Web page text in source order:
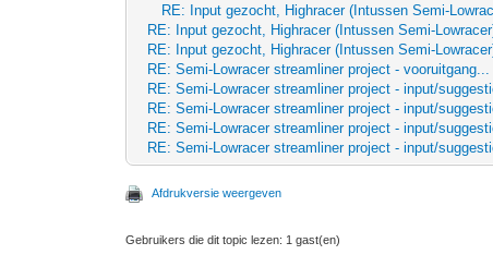
RE: Input gezocht, Highracer (Intussen Semi-
RE: Input gezocht, Highracer (Intussen Semi-
RE: Input gezocht, Highracer (Intussen Semi-
RE: Semi-Lowracer streamliner project - vooruitgang...
RE: Semi-Lowracer streamliner project - input/
RE: Semi-Lowracer streamliner project - input/
RE: Semi-Lowracer streamliner project - input/
RE: Semi-Lowracer streamliner project - input/
Afdrukversie weergeven
Gebruikers die dit topic lezen: 1 gast(en)